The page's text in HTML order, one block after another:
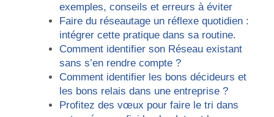
exemples, conseils et erreurs à éviter
Faire du réseautage un réflexe quotidien :
intégrer cette pratique dans sa routine.
Comment identifier son Réseau existant
sans s’en rendre compte ?
Comment identifier les bons décideurs et
les bons relais dans une entreprise ?
Profitez des vœux pour faire le tri dans